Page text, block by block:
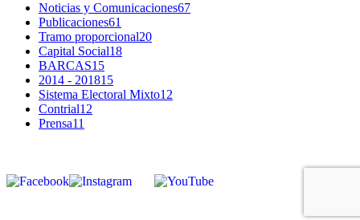
Noticias y Comunicaciones67
Publicaciones61
Tramo proporcional20
Capital Social18
BARCAS15
2014 - 201815
Sistema Electoral Mixto12
Contrial12
Prensa11